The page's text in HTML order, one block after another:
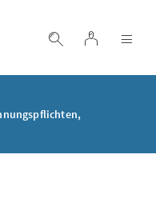
SucheLogin